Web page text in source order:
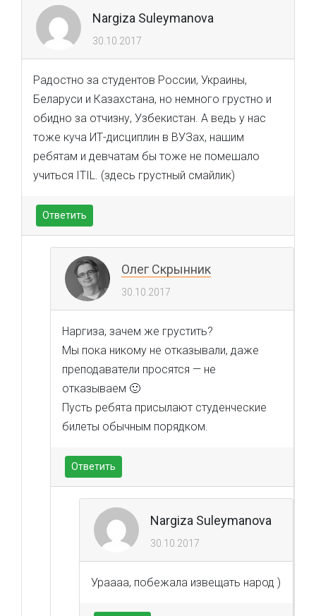
Nargiza Suleymanova
30.10.2017
Радостно за студентов России, Украины,
Беларуси и Казахстана, но немного грустно и
обидно за отчизну, Узбекистан. А ведь у нас
тоже куча ИТ-дисциплин в ВУЗах, нашим
ребятам и девчатам бы тоже не помешало
учиться ITIL. (здесь грустный смайлик)
Ответить
Олег Скрынник
30.10.2017
Наргиза, зачем же грустить?
Мы пока никому не отказывали, даже
преподаватели просятся — не
отказываем 🙂
Пусть ребята присылают студенческие
билеты обычным порядком.
Ответить
Nargiza Suleymanova
30.10.2017
Ураааа, побежала извещать народ )